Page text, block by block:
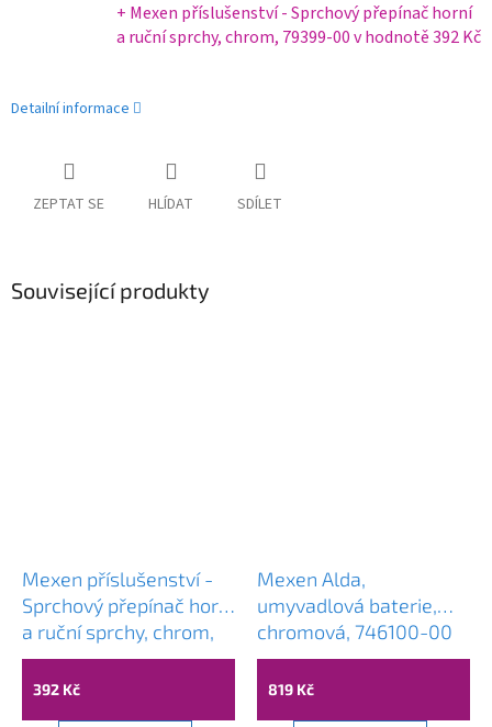
+ Mexen příslušenství - Sprchový přepínač horní
a ruční sprchy, chrom, 79399-00v hodnotě 392 Kč
Detailní informace
ZEPTAT SE HLÍDAT SDÍLET
Související produkty
Mexen příslušenství -
Sprchový přepínač horní
a ruční sprchy, chrom,
79399-00
392 Kč
Mexen Alda,
umyvadlová baterie,
chromová, 746100-00
819 Kč